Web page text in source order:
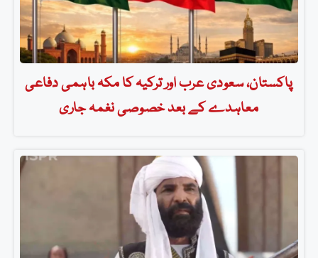
پاکستان، سعودی عرب اور ترکیہ کا مکہ باہمی دفاعی
معاہدے کے بعد خصوصی نغمہ جاری